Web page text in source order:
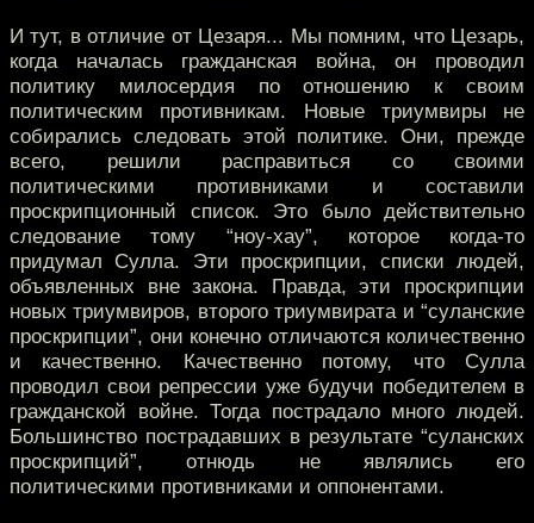
И тут, в отличие от Цезаря... Мы помним, что Цезарь,
когда началась гражданская война, он проводил
политику милосердия по отношению к своим
политическим противникам. Новые триумвиры не
собирались следовать этой политике. Они, прежде
всего, решили расправиться со своими
политическими противниками и составили
проскрипционный список. Это было действительно
следование тому “ноу-хау”, которое когда-то
придумал Сулла. Эти проскрипции, списки людей,
объявленных вне закона. Правда, эти проскрипции
новых триумвиров, второго триумвирата и “суланские
проскрипции”, они конечно отличаются количественно
и качественно. Качественно потому, что Сулла
проводил свои репрессии уже будучи победителем в
гражданской войне. Тогда пострадало много людей.
Большинство пострадавших в результате “суланских
проскрипций”, отнюдь не являлись его
политическими противниками и оппонентами.